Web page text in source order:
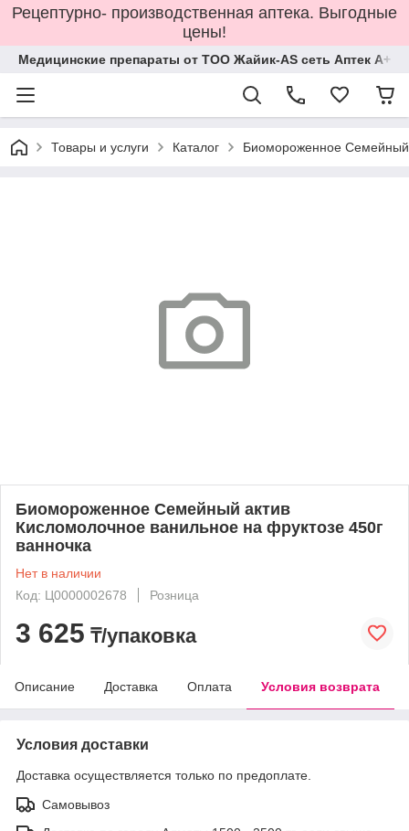
Рецептурно- производственная аптека. Выгодные
цены!
Медицинские препараты от ТОО Жайик-AS сеть Аптек А+
Товары и услуги Каталог Биомороженное Семейный
Биомороженное Семейный актив
Кисломолочное ванильное на фруктозе 450г
ванночка
Нет в наличии
Код: Ц0000002678
Розница
3 625 ₸/упаковка
Описание Доставка Оплата Условия возврата
Условия доставки
Доставка осуществляется только по предоплате.
Самовывоз